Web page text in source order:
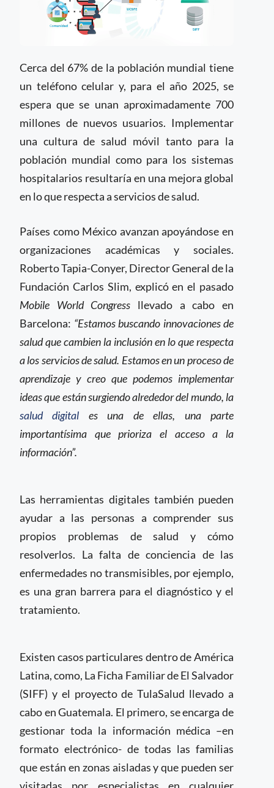
Cerca del 67% de la población mundial tiene
un teléfono celular y, para el año 2025, se
espera que se unan aproximadamente 700
millones de nuevos usuarios. Implementar
una cultura de salud móvil tanto para la
población mundial como para los sistemas
hospitalarios resultaría en una mejora global
en lo que respecta a servicios de salud.
Países como México avanzan apoyándose en
organizaciones académicas y sociales.
Roberto Tapia-Conyer, Director General de la
Fundación Carlos Slim, explicó en el pasado
Mobile World Congress llevado a cabo en
Barcelona: “Estamos buscando innovaciones de
salud que cambien la inclusión en lo que respecta
a los servicios de salud. Estamos en un proceso de
aprendizaje y creo que podemos implementar
ideas que están surgiendo alrededor del mundo, la
salud digital es una de ellas, una parte
importantísima que prioriza el acceso a la
información”.
Las herramientas digitales también pueden
ayudar a las personas a comprender sus
propios problemas de salud y cómo
resolverlos. La falta de conciencia de las
enfermedades no transmisibles, por ejemplo,
es una gran barrera para el diagnóstico y el
tratamiento.
Existen casos particulares dentro de América
Latina, como, La Ficha Familiar de El Salvador
(SIFF) y el proyecto de TulaSalud llevado a
cabo en Guatemala. El primero, se encarga de
gestionar toda la información médica –en
formato electrónico- de todas las familias
que están en zonas aisladas y que pueden ser